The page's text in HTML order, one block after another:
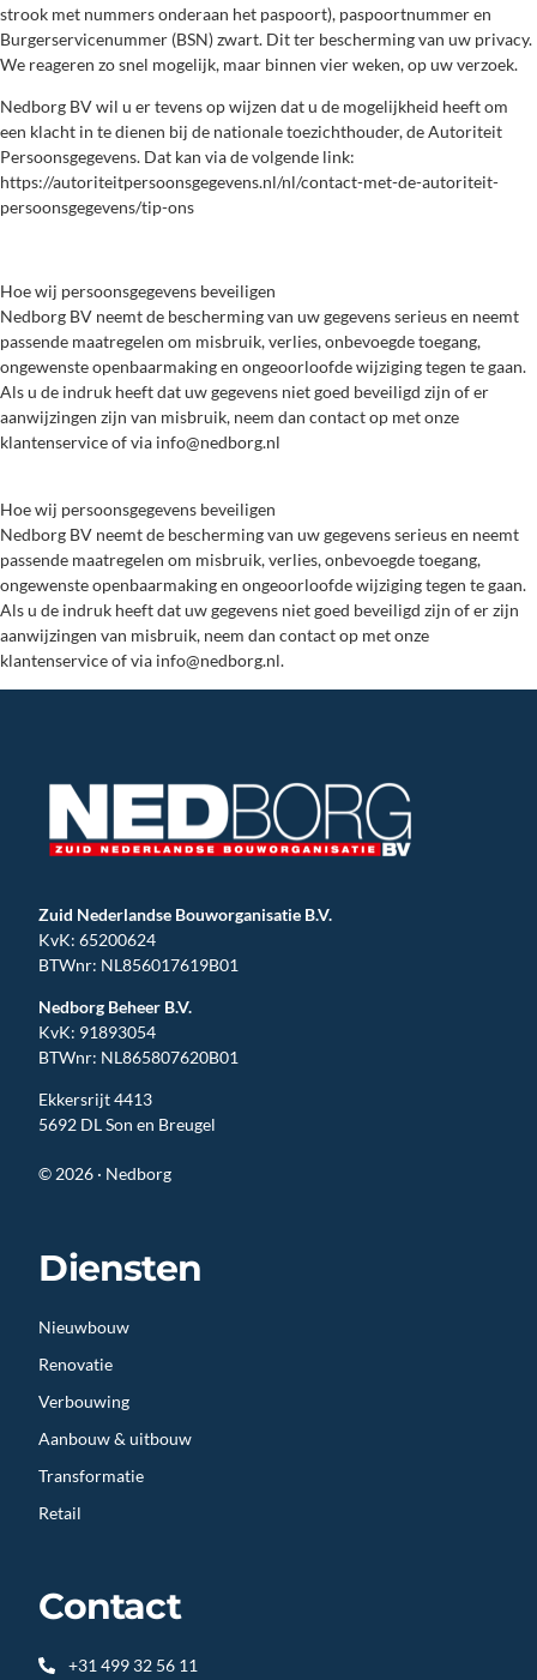
strook met nummers onderaan het paspoort), paspoortnummer en
Burgerservicenummer (BSN) zwart. Dit ter bescherming van uw privacy.
We reageren zo snel mogelijk, maar binnen vier weken, op uw verzoek.
Nedborg BV wil u er tevens op wijzen dat u de mogelijkheid heeft om
een klacht in te dienen bij de nationale toezichthouder, de Autoriteit
Persoonsgegevens. Dat kan via de volgende link:
https://autoriteitpersoonsgegevens.nl/nl/contact-met-de-autoriteit-
persoonsgegevens/tip-ons
Hoe wij persoonsgegevens beveiligen
Nedborg BV neemt de bescherming van uw gegevens serieus en neemt
passende maatregelen om misbruik, verlies, onbevoegde toegang,
ongewenste openbaarmaking en ongeoorloofde wijziging tegen te gaan.
Als u de indruk heeft dat uw gegevens niet goed beveiligd zijn of er
aanwijzingen zijn van misbruik, neem dan contact op met onze
klantenservice of via info@nedborg.nl
Hoe wij persoonsgegevens beveiligen
Nedborg BV neemt de bescherming van uw gegevens serieus en neemt
passende maatregelen om misbruik, verlies, onbevoegde toegang,
ongewenste openbaarmaking en ongeoorloofde wijziging tegen te gaan.
Als u de indruk heeft dat uw gegevens niet goed beveiligd zijn of er zijn
aanwijzingen van misbruik, neem dan contact op met onze
klantenservice of via info@nedborg.nl.
Zuid Nederlandse Bouworganisatie B.V.
KvK: 65200624
BTWnr: NL856017619B01
Nedborg Beheer B.V.
KvK: 91893054
BTWnr: NL865807620B01
Ekkersrijt 4413
5692 DL Son en Breugel
© 2026 · Nedborg
Diensten
Nieuwbouw
Renovatie
Verbouwing
Aanbouw & uitbouw
Transformatie
Retail
Contact
+31 499 32 56 11